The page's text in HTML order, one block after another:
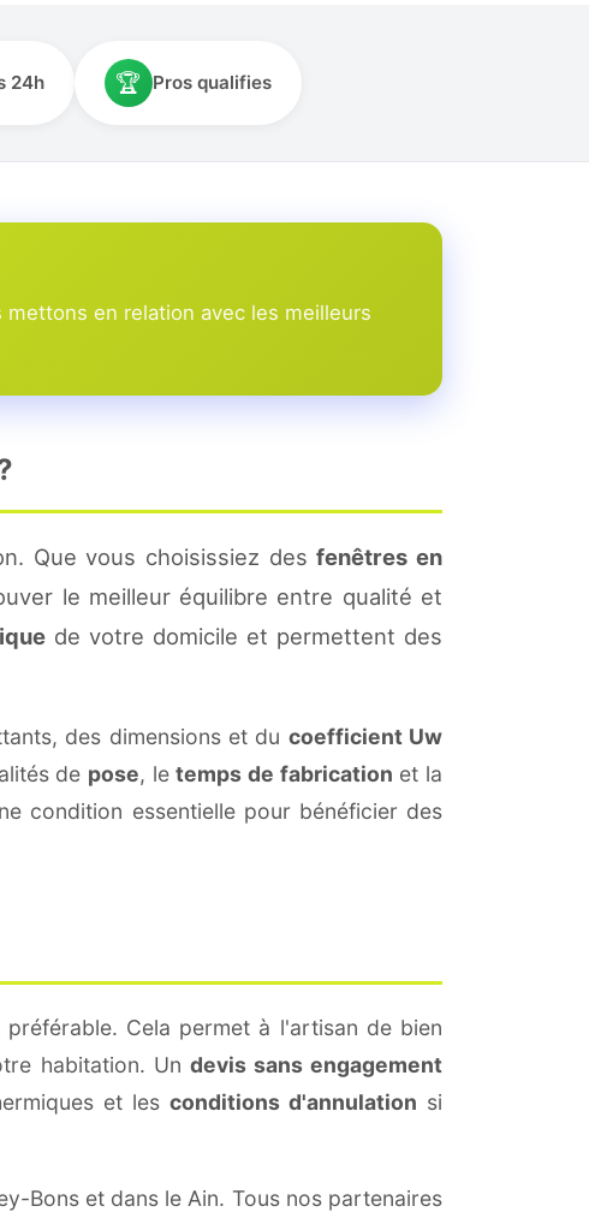
24h 🏆 Pros qualifies
en relation avec les meilleurs
Que vous choisissiez desfenêtres en
le meilleur équilibre entre qualité et
de votre domicile et permettent des
des dimensions et du coefficient Uw
de pose, letemps de fabrication et la
condition essentielle pour bénéficier des
Cela permet à l'artisan de bien
habitation. Un devis sans engagement
et les conditions d'annulation si
Bons et dans le Ain. Tous nos partenaires